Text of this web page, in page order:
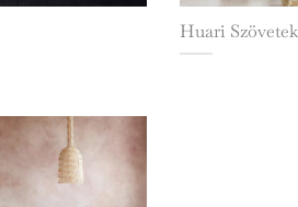
Huari Szövetek